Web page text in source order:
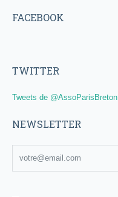
FACEBOOK
TWITTER
Tweets de @AssoParisBreton
NEWSLETTER